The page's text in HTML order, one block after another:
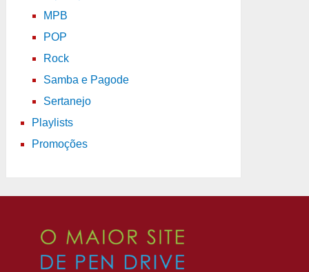
MPB
POP
Rock
Samba e Pagode
Sertanejo
Playlists
Promoções